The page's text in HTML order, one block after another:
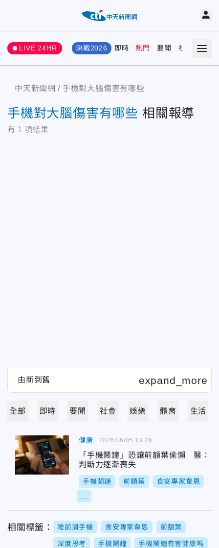
LIVE 24HR 決戰2026 即時 熱門 要聞 社會 娛樂
中天新聞網 手機對大腦傷害有哪些
手機對大腦傷害有哪些 相關報導
有 1 項結果
全部 即時 要聞 社會 娛樂 體育 生活
健康
「手機鬧鐘」恐讓前額葉偷懶 醫：
判斷力逐漸喪失
手機鬧鐘 前額葉 食安專家韋恩
2026/06/05 13:26
相關標籤： 睡前滑手機 食安專家韋恩 前額葉
深度思考 手機鬧鐘 手機鬧鐘有害健康嗎